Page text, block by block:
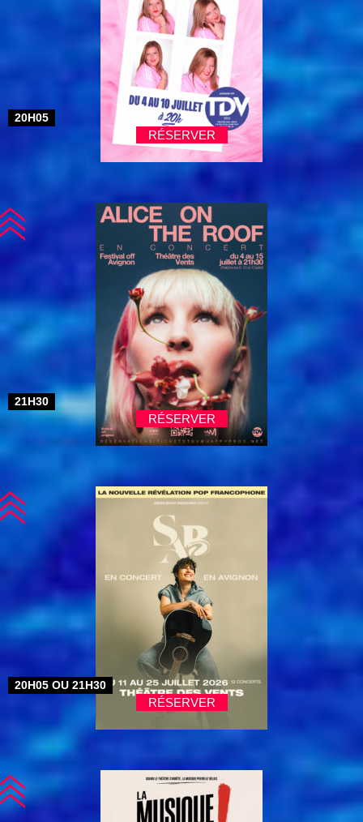
20H05
RÉSERVER
21H30
RÉSERVER
20H05 OU 21H30
RÉSERVER